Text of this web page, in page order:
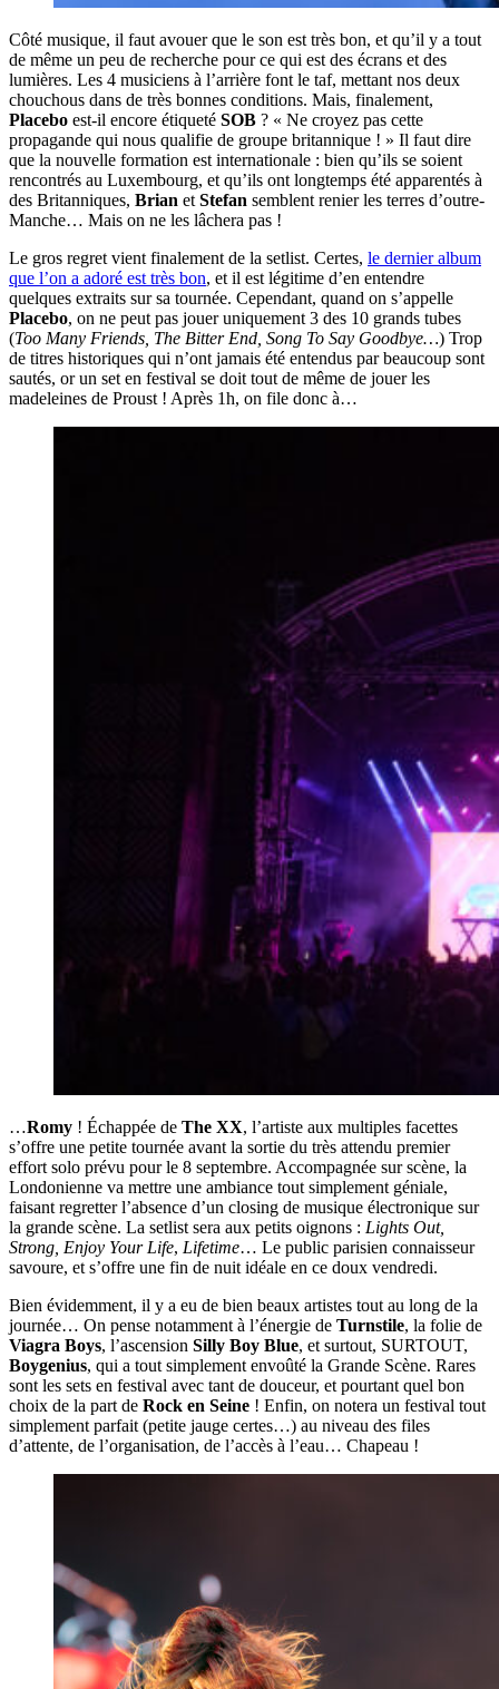
Côté musique, il faut avouer que le son est très bon, et qu’il y a tout
de même un peu de recherche pour ce qui est des écrans et des
lumières. Les 4 musiciens à l’arrière font le taf, mettant nos deux
chouchous dans de très bonnes conditions. Mais, finalement,
Placebo est-il encore étiqueté SOB ? « Ne croyez pas cette
propagande qui nous qualifie de groupe britannique ! » Il faut dire
que la nouvelle formation est internationale : bien qu’ils se soient
rencontrés au Luxembourg, et qu’ils ont longtemps été apparentés à
des Britanniques, Brian et Stefan semblent renier les terres d’outre-
Manche… Mais on ne les lâchera pas !
Le gros regret vient finalement de la setlist. Certes, le dernier album
que l’on a adoré est très bon, et il est légitime d’en entendre
quelques extraits sur sa tournée. Cependant, quand on s’appelle
Placebo, on ne peut pas jouer uniquement 3 des 10 grands tubes
(Too Many Friends, The Bitter End, Song To Say Goodbye…) Trop
de titres historiques qui n’ont jamais été entendus par beaucoup sont
sautés, or un set en festival se doit tout de même de jouer les
madeleines de Proust ! Après 1h, on file donc à…
…Romy ! Échappée de The XX, l’artiste aux multiples facettes
s’offre une petite tournée avant la sortie du très attendu premier
effort solo prévu pour le 8 septembre. Accompagnée sur scène, la
Londonienne va mettre une ambiance tout simplement géniale,
faisant regretter l’absence d’un closing de musique électronique sur
la grande scène. La setlist sera aux petits oignons : Lights Out,
Strong, Enjoy Your Life, Lifetime… Le public parisien connaisseur
savoure, et s’offre une fin de nuit idéale en ce doux vendredi.
Bien évidemment, il y a eu de bien beaux artistes tout au long de la
journée… On pense notamment à l’énergie de Turnstile, la folie de
Viagra Boys, l’ascension Silly Boy Blue, et surtout, SURTOUT,
Boygenius, qui a tout simplement envoûté la Grande Scène. Rares
sont les sets en festival avec tant de douceur, et pourtant quel bon
choix de la part de Rock en Seine ! Enfin, on notera un festival tout
simplement parfait (petite jauge certes…) au niveau des files
d’attente, de l’organisation, de l’accès à l’eau… Chapeau !